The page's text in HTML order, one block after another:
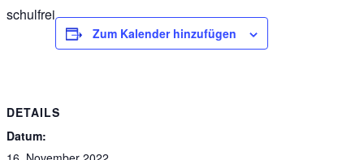
schulfrei
Zum Kalender hinzufügen
DETAILS
Datum: